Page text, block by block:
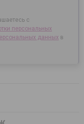
с
персональных
данных в